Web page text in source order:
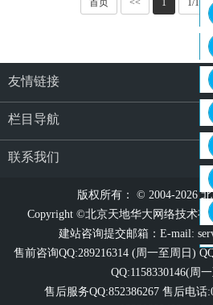
友情链接
栏目导航
联系我们
版权所有： © 2004-2026
Copyright ©北京天地华大网络技术有
建站咨询提交邮箱：E-mail:
售前咨询QQ:289216314 (周一至周日)
QQ:1158330146(周
售后服务QQ:852386267 售后电话